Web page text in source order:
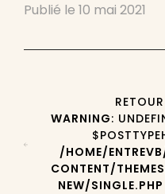
Publié le 10 mai 2021
WARNING:
/HOME/
CONTENT/
NEW/SINGLE.PHP